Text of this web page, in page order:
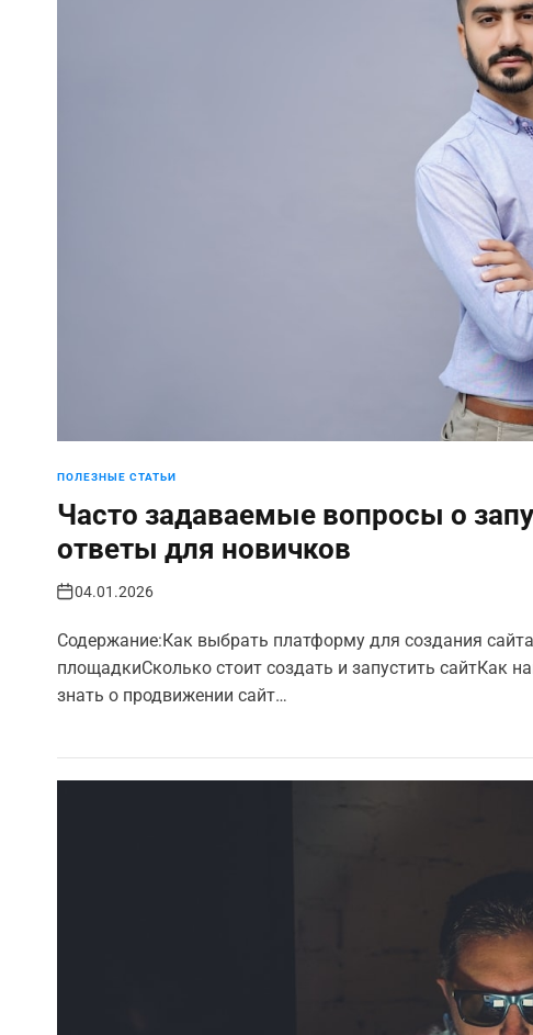
ПОЛЕЗНЫЕ СТАТЬИ
Часто задаваемые вопросы о
ответы для новичков
04.01.2026
Содержание:Как выбрать платформу для создания
площадкиСколько стоит создать и запустить сайтКак
знать о продвижении сайт…